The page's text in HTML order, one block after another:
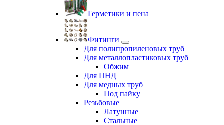
Герметики и пена
Фитинги
Для полипропиленовых труб
Для металлопластиковых труб
Обжим
Для ПНД
Для медных труб
Под пайку
Резьбовые
Латунные
Cтальные